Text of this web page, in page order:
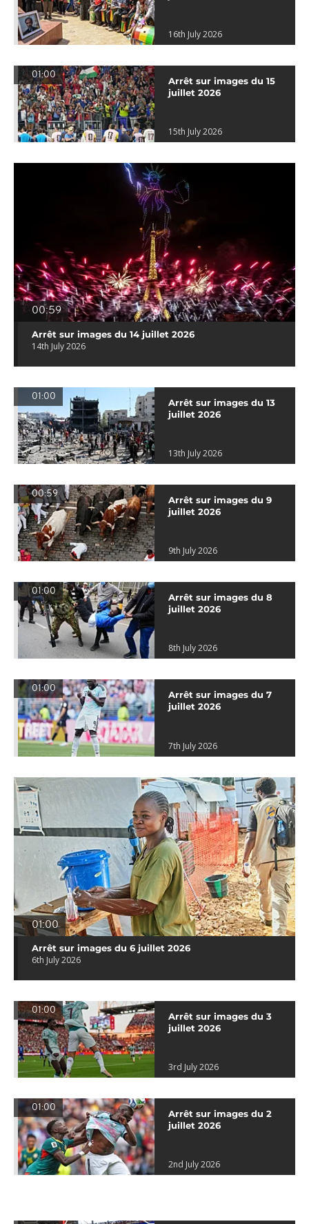
16th July 2026
01:00
Arrêt sur images du 15
juillet 2026
15th July 2026
00:59
Arrêt sur images du 14 juillet 2026
14th July 2026
01:00
Arrêt sur images du 13
juillet 2026
13th July 2026
00:59
Arrêt sur images du 9
juillet 2026
9th July 2026
01:00
Arrêt sur images du 8
juillet 2026
8th July 2026
01:00
Arrêt sur images du 7
juillet 2026
7th July 2026
01:00
Arrêt sur images du 6 juillet 2026
6th July 2026
01:00
Arrêt sur images du 3
juillet 2026
3rd July 2026
01:00
Arrêt sur images du 2
juillet 2026
2nd July 2026